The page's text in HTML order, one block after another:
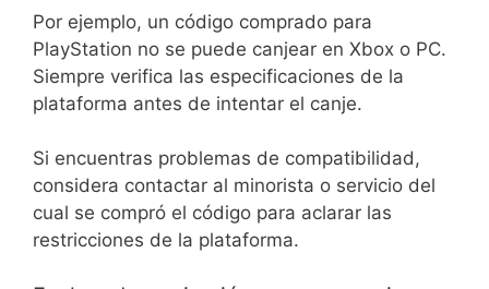
Por ejemplo, un código comprado para
PlayStation no se puede canjear en Xbox o PC.
Siempre verifica las especificaciones de la
plataforma antes de intentar el canje.
Si encuentras problemas de compatibilidad,
considera contactar al minorista o servicio del
cual se compró el código para aclarar las
restricciones de la plataforma.